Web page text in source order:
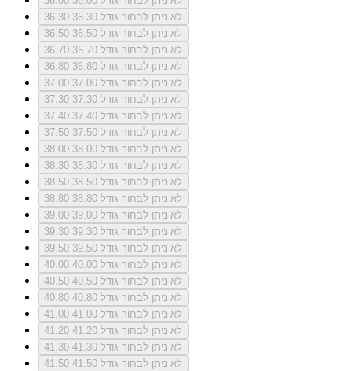
36.30
לא ניתן לבחור גודל 36.30
36.50
לא ניתן לבחור גודל 36.50
36.70
לא ניתן לבחור גודל 36.70
36.80
לא ניתן לבחור גודל 36.80
37.00
לא ניתן לבחור גודל 37.00
37.30
לא ניתן לבחור גודל 37.30
37.40
לא ניתן לבחור גודל 37.40
37.50
לא ניתן לבחור גודל 37.50
38.00
לא ניתן לבחור גודל 38.00
38.30
לא ניתן לבחור גודל 38.30
38.50
לא ניתן לבחור גודל 38.50
38.80
לא ניתן לבחור גודל 38.80
39.00
לא ניתן לבחור גודל 39.00
39.30
לא ניתן לבחור גודל 39.30
39.50
לא ניתן לבחור גודל 39.50
40.00
לא ניתן לבחור גודל 40.00
40.50
לא ניתן לבחור גודל 40.50
40.80
לא ניתן לבחור גודל 40.80
41.00
לא ניתן לבחור גודל 41.00
41.20
לא ניתן לבחור גודל 41.20
41.30
לא ניתן לבחור גודל 41.30
41.50
לא ניתן לבחור גודל 41.50